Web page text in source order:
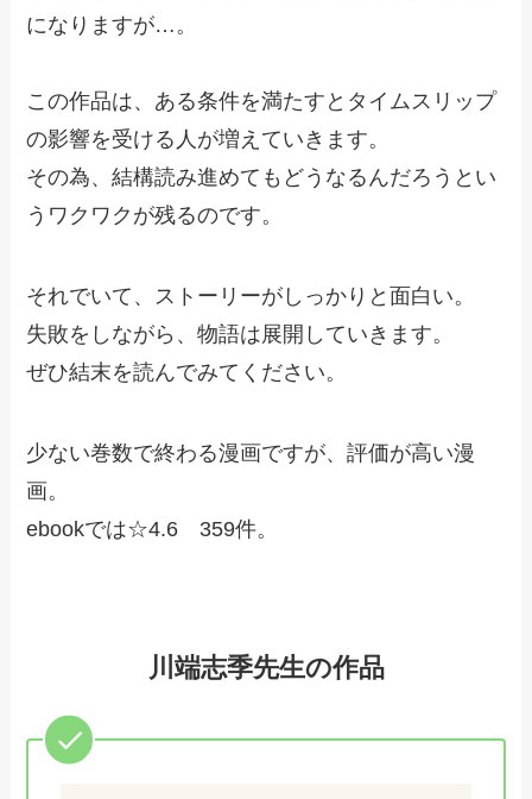
になりますが…。
この作品は、ある条件を満たすとタイムスリップ
の影響を受ける人が増えていきます。
その為、結構読み進めてもどうなるんだろうとい
うワクワクが残るのです。
それでいて、ストーリーがしっかりと面白い。
失敗をしながら、物語は展開していきます。
ぜひ結末を読んでみてください。
少ない巻数で終わる漫画ですが、評価が高い漫
画。
ebookでは☆4.6 359件。
川端志季先生の作品